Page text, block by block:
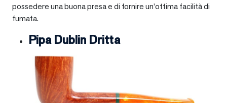
possedere una buona presa e di fornire un’ottima facilità di
fumata.
Pipa Dublin Dritta